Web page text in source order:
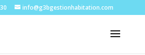
info@g3bgestionhabitation.com